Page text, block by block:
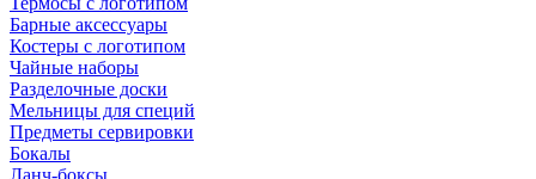
Барные аксессуары
Костеры с логотипом
Чайные наборы
Разделочные доски
Мельницы для специй
Предметы сервировки
Бокалы
Ланч-боксы